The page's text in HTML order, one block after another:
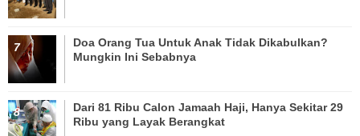
Doa Orang Tua Untuk Anak Tidak Dikabulkan?
Mungkin Ini Sebabnya
Dari 81 Ribu Calon Jamaah Haji, Hanya Sekitar 29
Ribu yang Layak Berangkat